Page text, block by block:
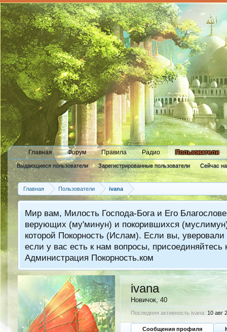
Главная Форум Правила Радио Пользователи
Выдающиеся пользователи Зарегистрированные пользователи Сейчас
Новые сообщения профиля
Главная
Пользователи ivana
Мир вам, Милость Господа-Бога и Его
верующих (му'минун) и покорившихся
которой Покорность (Ислам). Если вы,
если у вас есть к нам вопросы,
Администрация Покорность.ком
ivana
Новичок , 40
Последняя активность ivana: 10 авг
Сообщения профиля